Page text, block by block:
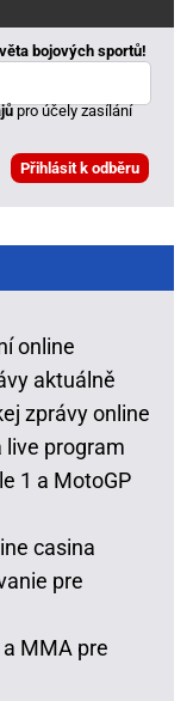
bojových sportů!
pro účely zasílání
online
aktuálně
zprávy online
live program
1 a MotoGP
casina
pre
MMA pre